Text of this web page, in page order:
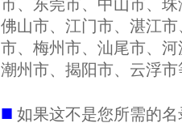
市、东莞市、中山市、
佛山市、江门市、湛江
市、梅州市、汕尾市、
潮州市、揭阳市、云浮市
■ 如果这不是您所需的